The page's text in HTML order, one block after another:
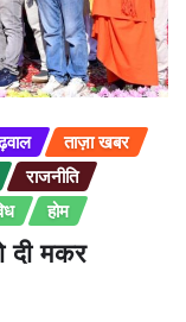
ताज़ा खबर
राजनीति
होम
दी मकर